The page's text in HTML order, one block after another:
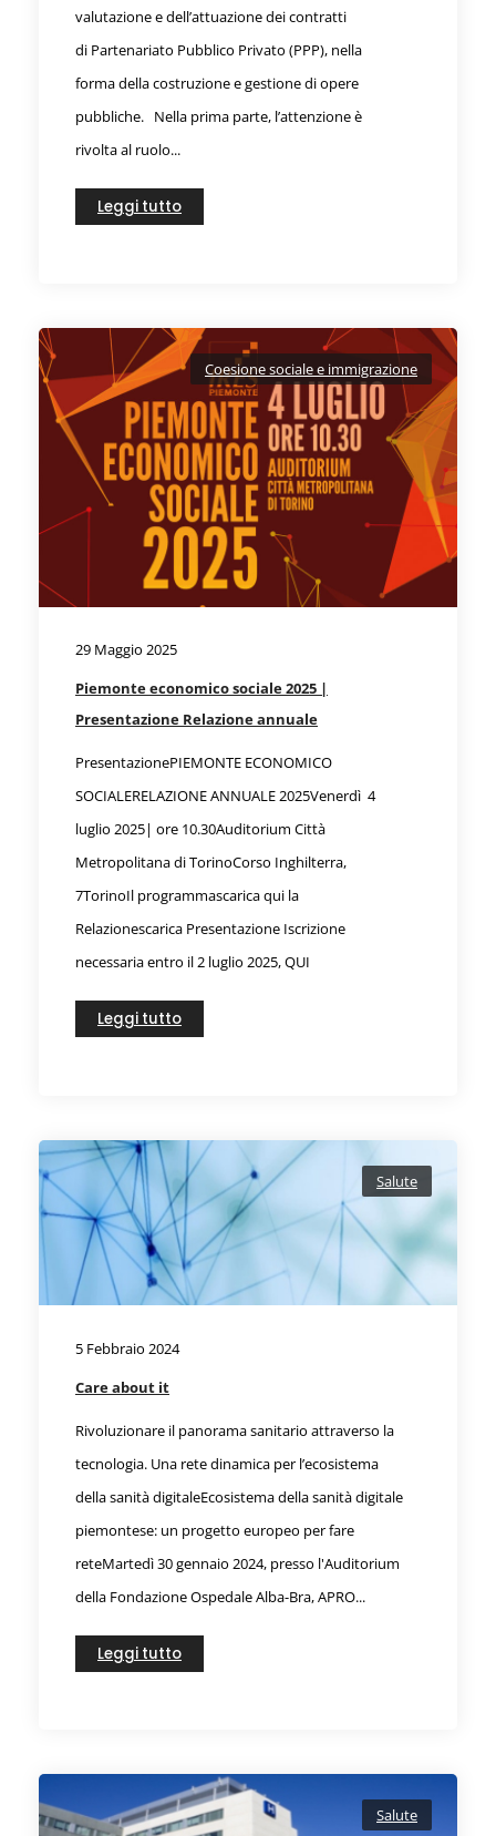
valutazione e dell’attuazione dei contratti
di Partenariato Pubblico Privato (PPP), nella
forma della costruzione e gestione di opere
pubbliche. Nella prima parte, l’attenzione è
rivolta al ruolo...
Leggi tutto
Coesione sociale e immigrazione
29 Maggio 2025
Piemonte economico sociale 2025 |
Presentazione Relazione annuale
PresentazionePIEMONTE ECONOMICO
SOCIALERELAZIONE ANNUALE 2025Venerdì 4
luglio 2025| ore 10.30Auditorium Città
Metropolitana di TorinoCorso Inghilterra,
7TorinoIl programmascarica qui la
Relazionescarica Presentazione Iscrizione
necessaria entro il 2 luglio 2025, QUI
Leggi tutto
Salute
5 Febbraio 2024
Care about it
Rivoluzionare il panorama sanitario attraverso la
tecnologia. Una rete dinamica per l’ecosistema
della sanità digitaleEcosistema della sanità digitale
piemontese: un progetto europeo per fare
reteMartedì 30 gennaio 2024, presso l'Auditorium
della Fondazione Ospedale Alba-Bra, APRO...
Leggi tutto
Salute